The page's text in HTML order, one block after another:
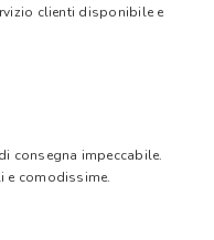
clienti disponibile e
consegna impeccabile.
comodissime.